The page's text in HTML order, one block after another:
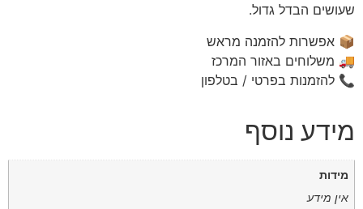
שעושים הבדל גדול.
📦 אפשרות להזמנה מראש
🚚 משלוחים באזור המרכז
📞 להזמנות בפרטי / בטלפון
מידע נוסף
מידות
אין מידע